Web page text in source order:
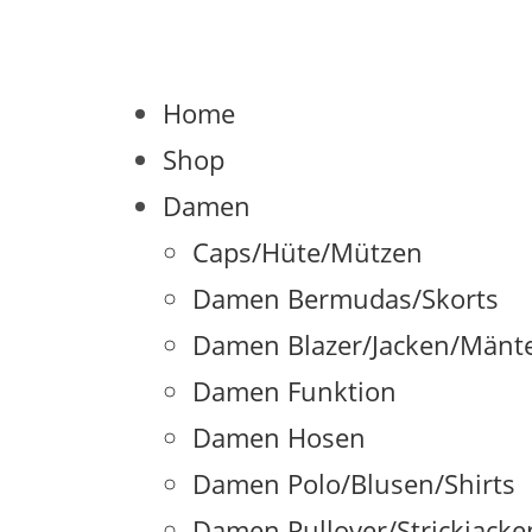
Home
Shop
Damen
Caps/Hüte/Mützen
Damen Bermudas/Skorts
Damen Blazer/Jacken/
Damen Funktion
Damen Hosen
Damen Polo/Blusen/Shirts